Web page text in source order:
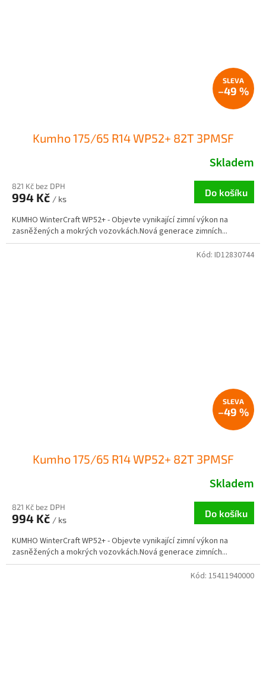
–49 %
Kumho 175/65 R14 WP52+ 82T 3PMSF
Skladem
821 Kč bez DPH
994 Kč / ks
Do košíku
KUMHO WinterCraft WP52+ - Objevte vynikající zimní výkon na
zasněžených a mokrých vozovkách.Nová generace zimních...
–49 %
Kumho 175/65 R14 WP52+ 82T 3PMSF
Skladem
821 Kč bez DPH
994 Kč / ks
Do košíku
KUMHO WinterCraft WP52+ - Objevte vynikající zimní výkon na
zasněžených a mokrých vozovkách.Nová generace zimních...
Kód: ID12830744
Kód: 15411940000